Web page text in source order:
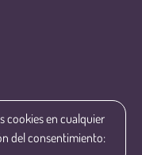
cookies en cualquier
del consentimiento: